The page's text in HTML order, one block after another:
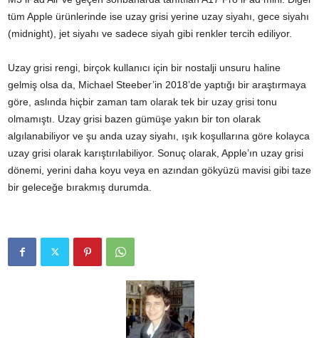
tüm Apple ürünlerinde ise uzay grisi yerine uzay siyahı, gece siyahı
(midnight), jet siyahı ve sadece siyah gibi renkler tercih ediliyor.
Uzay grisi rengi, birçok kullanıcı için bir nostalji unsuru haline
gelmiş olsa da, Michael Steeber’in 2018’de yaptığı bir araştırmaya
göre, aslında hiçbir zaman tam olarak tek bir uzay grisi tonu
olmamıştı. Uzay grisi bazen gümüşe yakın bir ton olarak
algılanabiliyor ve şu anda uzay siyahı, ışık koşullarına göre kolayca
uzay grisi olarak karıştırılabiliyor. Sonuç olarak, Apple’ın uzay grisi
dönemi, yerini daha koyu veya en azından gökyüzü mavisi gibi taze
bir geleceğe bırakmış durumda.